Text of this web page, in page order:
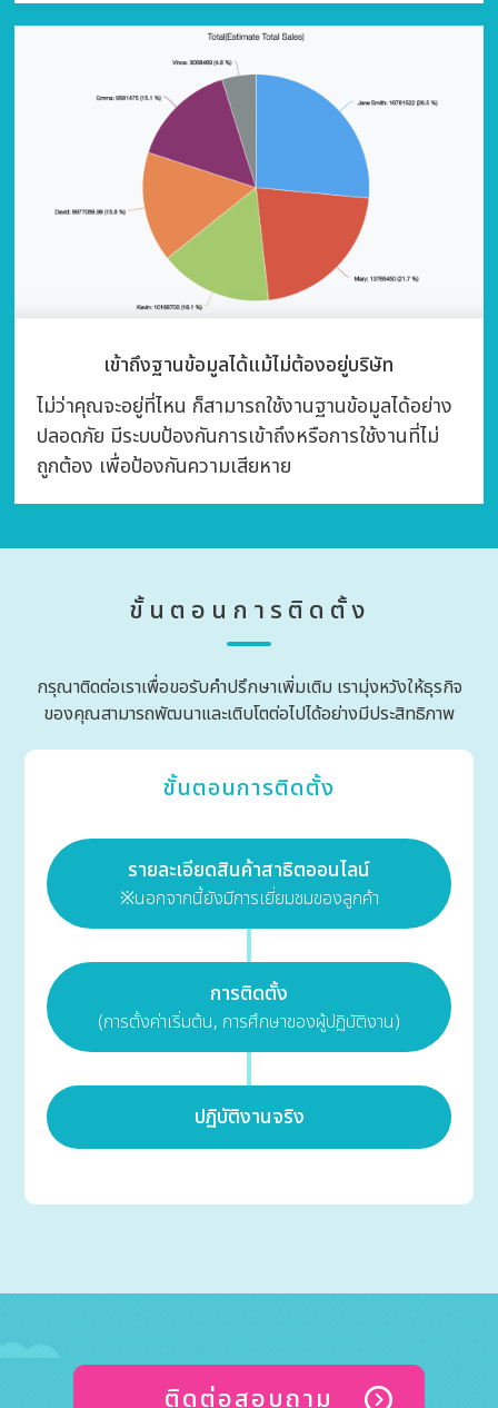
เข้าถึงฐานข้อมูลได้แม้ไม่ต้องอยู่บริษัท
ไม่ว่าคุณจะอยู่ที่ไหน ก็สามารถใช้งานฐานข้อมูลได้อย่าง
ปลอดภัย มีระบบป้องกันการเข้าถึงหรือการใช้งานที่ไม่
ถูกต้อง เพื่อป้องกันความเสียหาย
ขั้นตอนการติดตั้ง
กรุณาติดต่อเราเพื่อขอรับคำปรึกษาเพิ่มเติม เรามุ่งหวังให้ธุรกิจ
ของคุณสามารถพัฒนาและเติบโตต่อไปได้อย่างมีประสิทธิภาพ
ขั้นตอนการติดตั้ง
รายละเอียดสินค้าสาธิตออนไลน์
※นอกจากนี้ยังมีการเยี่ยมชมของลูกค้า
การติดตั้ง
(การตั้งค่าเริ่มต้น, การศึกษาของผู้ปฏิบัติงาน)
ปฏิบัติงานจริง
ติดต่อสอบถาม